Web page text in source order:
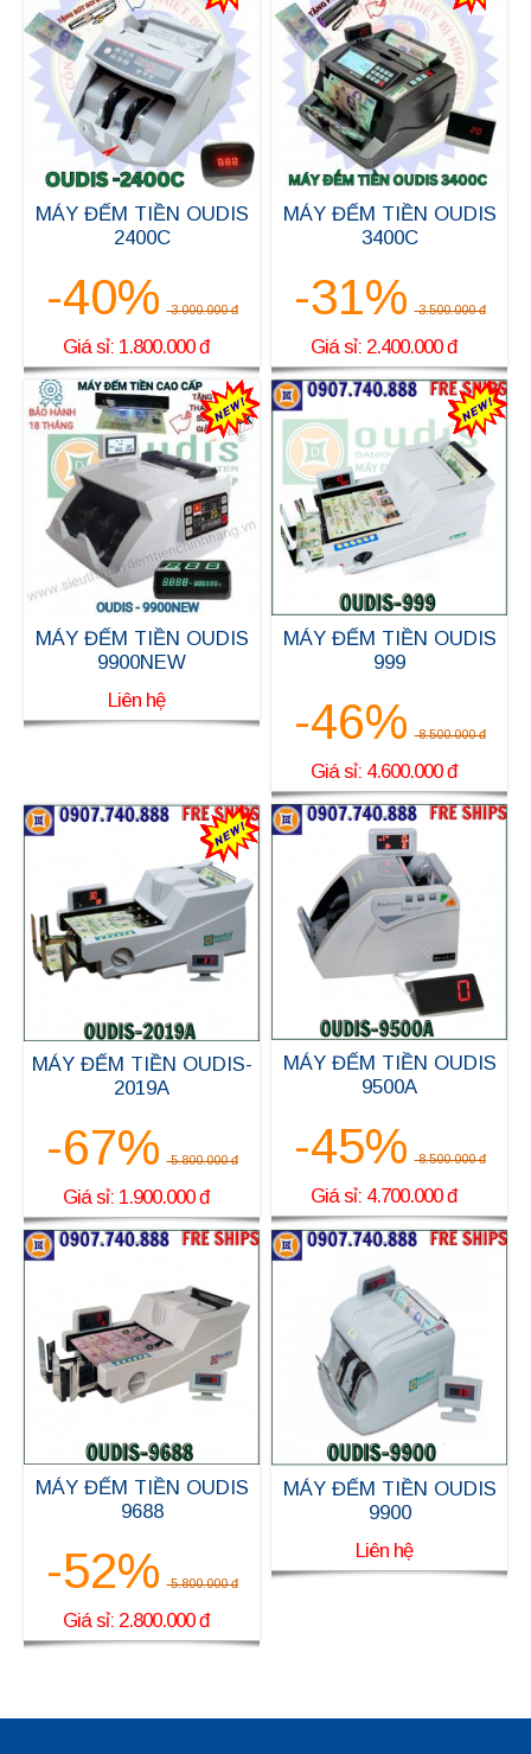
MÁY ĐẾM TIỀN OUDIS
2400C
-40% 3.000.000 đ
Giá sỉ: 1.800.000 đ
MÁY ĐẾM TIỀN OUDIS
3400C
-31% 3.500.000 đ
Giá sỉ: 2.400.000 đ
MÁY ĐẾM TIỀN OUDIS
9900NEW
Liên hệ
MÁY ĐẾM TIỀN OUDIS
999
-46% 8.500.000 đ
Giá sỉ: 4.600.000 đ
MÁY ĐẾM TIỀN OUDIS-
2019A
-67% 5.800.000 đ
Giá sỉ: 1.900.000 đ
MÁY ĐẾM TIỀN OUDIS
9500A
-45% 8.500.000 đ
Giá sỉ: 4.700.000 đ
MÁY ĐẾM TIỀN OUDIS
9688
-52% 5.800.000 đ
Giá sỉ: 2.800.000 đ
MÁY ĐẾM TIỀN OUDIS
9900
Liên hệ